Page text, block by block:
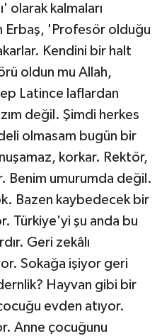
olarak kalmaları
Erbaş, 'Profesör olduğu
Kendini bir halt
oldun mu Allah,
Latince laflardan
değil. Şimdi herkes
olmasam bugün bir
korkar. Rektör,
Benim umurumda değil.
Bazen kaybedecek bir
Türkiye'yi şu anda bu
Geri zekâlı
Sokağa işiyor geri
Hayvan gibi bir
evden atıyor.
Anne çocuğunu